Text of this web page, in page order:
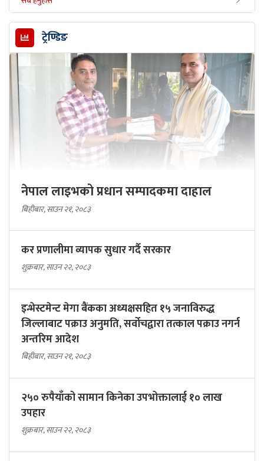
ट्रेण्डिङ
नेपाल लाइभको प्रधान सम्पादकमा दाहाल
बिहीबार, साउन २१, २०८३
कर प्रणालीमा व्यापक सुधार गर्दै सरकार
शुक्रबार, साउन २२, २०८३
इन्भेस्टमेन्ट मेगा बैंकका अध्यक्षसहित १५ जनाविरुद्ध
जिल्लाबाट पक्राउ अनुमति, सर्वोचद्वारा तत्काल पक्राउ नगर्न
अन्तरिम आदेश
बिहीबार, साउन २१, २०८३
२५० रुपैयाँको सामान किनेका उपभोक्तालाई १० लाख
उपहार
शुक्रबार, साउन २२, २०८३